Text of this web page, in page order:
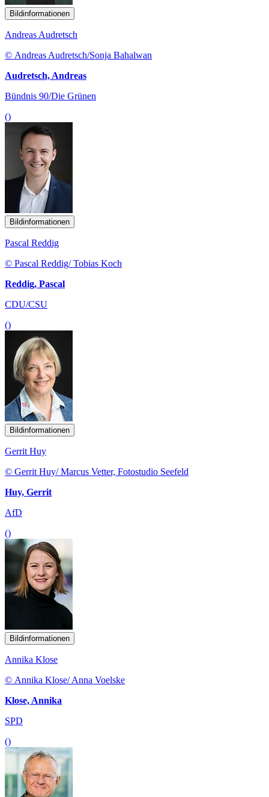
Bildinformationen
Andreas Audretsch
© Andreas Audretsch/Sonja Bahalwan
Audretsch, Andreas
Bündnis 90/Die Grünen
()
Bildinformationen
Pascal Reddig
© Pascal Reddig/ Tobias Koch
Reddig, Pascal
CDU/CSU
()
Bildinformationen
Gerrit Huy
© Gerrit Huy/ Marcus Vetter, Fotostudio Seefeld
Huy, Gerrit
AfD
()
Bildinformationen
Annika Klose
© Annika Klose/ Anna Voelske
Klose, Annika
SPD
()